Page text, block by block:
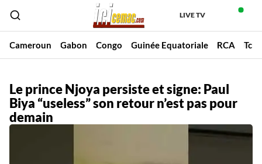
LIVE TV
Cameroun Gabon Congo Guinée Equatoriale RCA
Le prince Njoya persiste et signe: Paul
Biya “useless” son retour n’est pas pour
demain